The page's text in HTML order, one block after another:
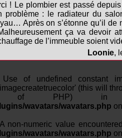
! Le plombier est passé
problème : le radiateur du
Après on s’étonne qu’il de
ça va devoir
de l’immeuble soient
Loonie,
of undefined constant
(this will
of PHP)
wavatars/wavatars.php
non-numeric value
wavatars/wavatars.php